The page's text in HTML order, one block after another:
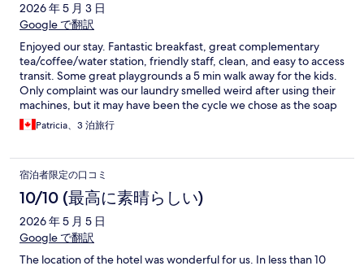
2026 年 5 月 3 日
Google で翻訳
Enjoyed our stay. Fantastic breakfast, great complementary
tea/coffee/water station, friendly staff, clean, and easy to access
transit. Some great playgrounds a 5 min walk away for the kids.
Only complaint was our laundry smelled weird after using their
machines, but it may have been the cycle we chose as the soap
didn’t all rinse out.
Patricia、3 泊旅行
宿泊者限定の口コミ
10/10 (最高に素晴らしい)
2026 年 5 月 5 日
Google で翻訳
The location of the hotel was wonderful for us. In less than 10